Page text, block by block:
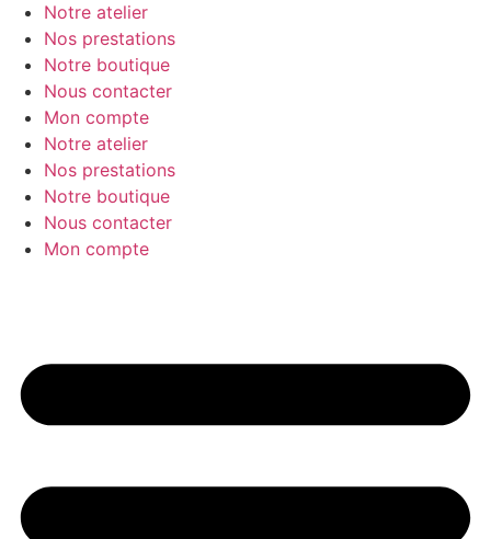
Notre atelier
Nos prestations
Notre boutique
Nous contacter
Mon compte
Notre atelier
Nos prestations
Notre boutique
Nous contacter
Mon compte